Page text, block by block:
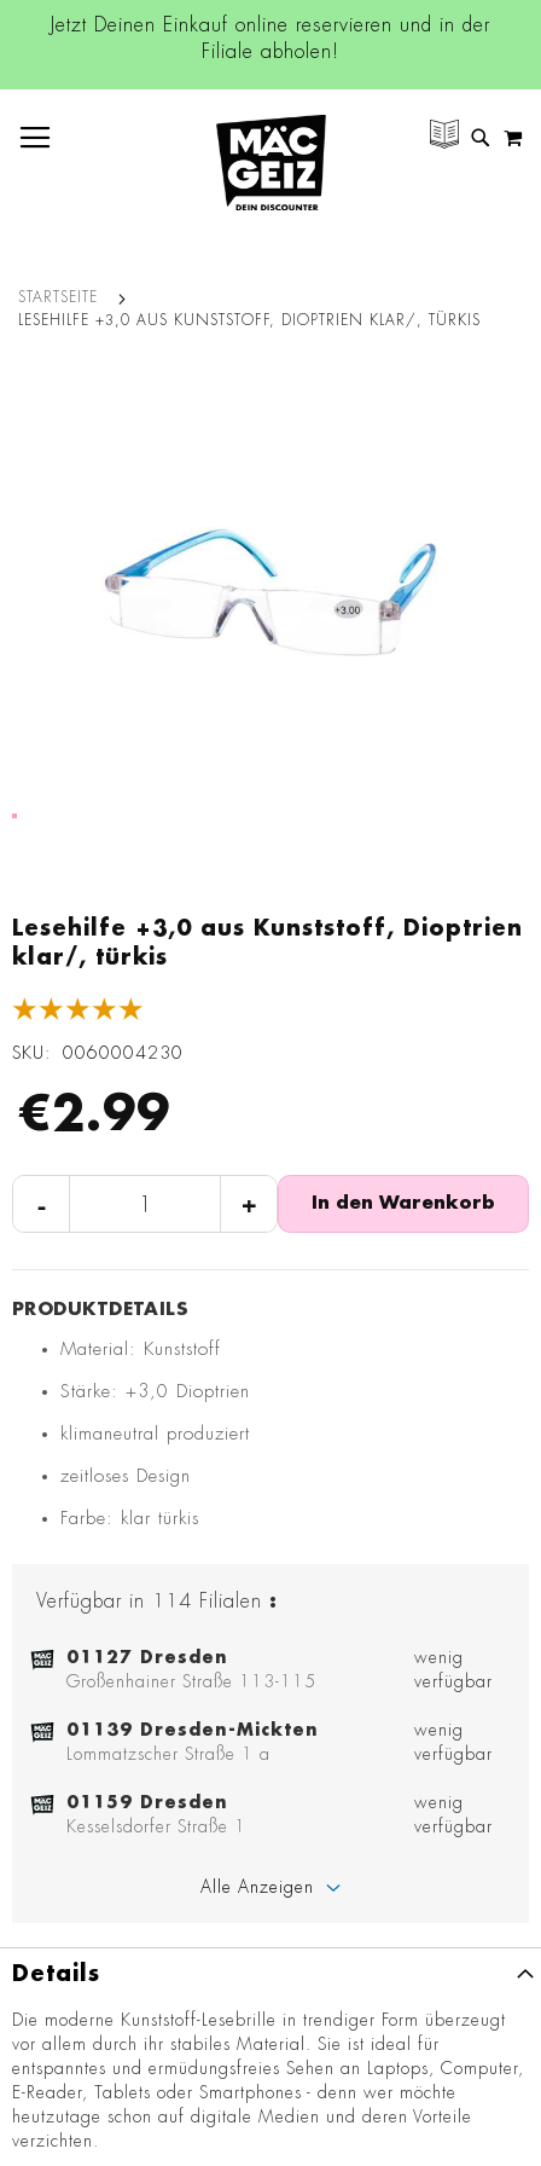
Jetzt Deinen Einkauf online reservieren und in der
Filiale abholen!
SUCHE
STARTSEITE
LESEHILFE +3,0 AUS KUNSTSTOFF, DIOPTRIEN KLAR/, TÜRKIS
Lesehilfe +3,0 aus Kunststoff, Dioptrien
klar/, türkis
★★★★★
SKU 0060004230
€2.99
- + In den Warenkorb
Material: Kunststoff
Stärke: +3,0 Dioptrien
klimaneutral produziert
zeitloses Design
Farbe: klar türkis
Verfügbar in 114 Filialen :
01127 Dresden
Großenhainer Straße 113-115
wenig
verfügbar
01139 Dresden-Mickten
Lommatzscher Straße 1 a
wenig
verfügbar
01159 Dresden
Kesselsdorfer Straße 1
wenig
verfügbar
Alle Anzeigen
Anfang
der
springen
Details
Die moderne Kunststoff-Lesebrille in trendiger Form überzeugt
vor allem durch ihr stabiles Material. Sie ist ideal für
entspanntes und ermüdungsfreies Sehen an Laptops, Computer,
E-Reader, Tablets oder Smartphones - denn wer möchte
heutzutage schon auf digitale Medien und deren Vorteile
verzichten.